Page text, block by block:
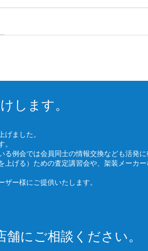
します。
ました。
例会では会員同士の情報交換なども活発に
げる）ための査定講習会や、架装メーカ
ー様にご提供いたします。
にご相談ください。